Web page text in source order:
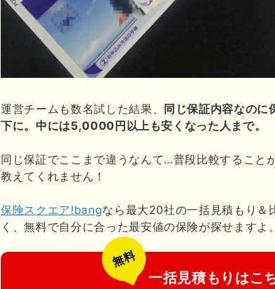
運営チームも数名試した結果、 同じ保証内容なの
下に。中には5,0000円以上も安くなった人まで。
同じ保証でここまで違うなんて…普段比較すること
教えてくれません！
保険スクエア!bangなら最大20社の一括見積もり＆
く、無料で自分に合った最安値の保険が探せます
無料
一括見積もりはこ